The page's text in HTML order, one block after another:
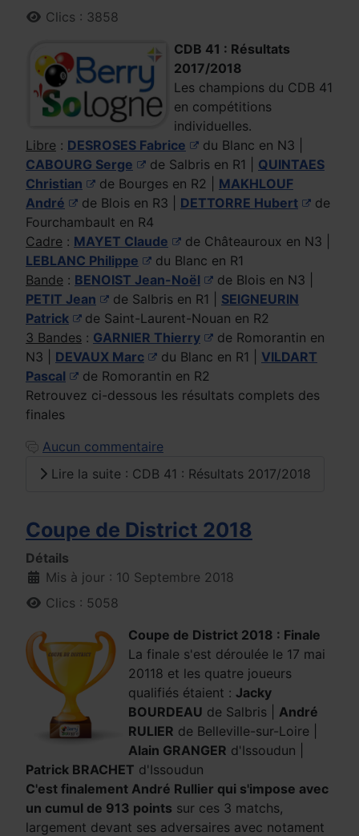
Clics : 3858
CDB 41 : Résultats
2017/2018
Les champions du CDB 41
en compétitions
individuelles.
Libre : DESROSES Fabrice
du Blanc en N3 |
CABOURG Serge
de Salbris en R1 | QUINTAES
Christian
de Bourges en R2 | MAKHLOUF
André
de Blois en R3 | DETTORRE Hubert
de
Fourchambault en R4
Cadre : MAYET Claude
de Châteauroux en N3 |
LEBLANC Philippe
du Blanc en R1
Bande : BENOIST Jean-Noël
de Blois en N3 |
PETIT Jean
de Salbris en R1 | SEIGNEURIN
Patrick
de Saint-Laurent-Nouan en R2
3 Bandes : GARNIER Thierry
de Romorantin en
N3 | DEVAUX Marc du Blanc en R1 | VILDART
Pascal
de Romorantin en R2
Retrouvez ci-dessous les résultats complets des
finales
Aucun commentaire
Lire la suite : CDB 41 : Résultats 2017/2018
Coupe de District 2018
Détails
Mis à jour : 10 Septembre 2018
Clics : 5058
Coupe de District 2018 : Finale
La finale s'est déroulée le 17 mai
20118 et les quatre joueurs
qualifiés étaient : Jacky
BOURDEAU de Salbris | André
RULIER de Belleville-sur-Loire |
Alain GRANGER d'Issoudun |
Patrick BRACHET d'Issoudun
C'est finalement André Rullier qui s'impose avec
un cumul de 913 points sur ces 3 matchs,
largement devant ses adversaires avec notament